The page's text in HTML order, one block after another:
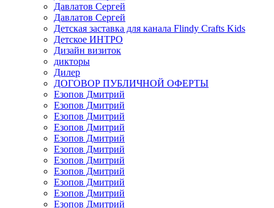
Давлатов Сергей
Давлатов Сергей
Детская заставка для канала Flindy Crafts Kids
Детское ИНТРО
Дизайн визиток
дикторы
Дилер
ДОГОВОР ПУБЛИЧНОЙ ОФЕРТЫ
Езопов Дмитрий
Езопов Дмитрий
Езопов Дмитрий
Езопов Дмитрий
Езопов Дмитрий
Езопов Дмитрий
Езопов Дмитрий
Езопов Дмитрий
Езопов Дмитрий
Езопов Дмитрий
Езопов Дмитрий